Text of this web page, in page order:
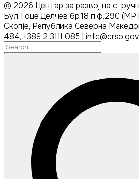
© 2026 Центар за развој на
Бул. Гоце Делчев бр.18 п.ф.290
Скопје, Република Северна
484, +389 2 3111 085 |